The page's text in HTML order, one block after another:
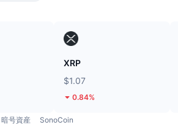
XRP
$1.07
0.84%
暗号資産 SonoCoin